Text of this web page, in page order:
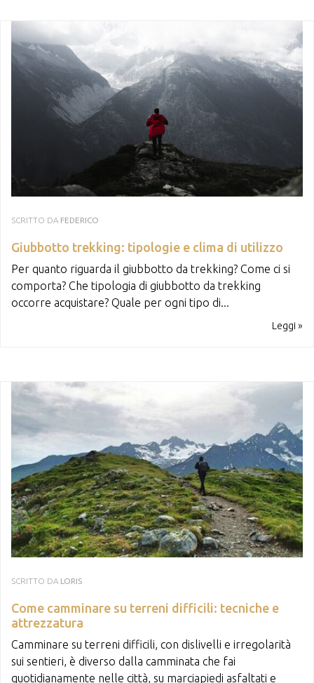
SCRITTO DA FEDERICO
Giubbotto trekking: tipologie e clima di utilizzo
Per quanto riguarda il giubbotto da trekking? Come ci si
comporta? Che tipologia di giubbotto da trekking
occorre acquistare? Quale per ogni tipo di...
Leggi »
SCRITTO DA LORIS
Come camminare su terreni difficili: tecniche e
attrezzatura
Camminare su terreni difficili, con dislivelli e irregolarità
sui sentieri, è diverso dalla camminata che fai
quotidianamente nelle città, su marciapiedi asfaltati e